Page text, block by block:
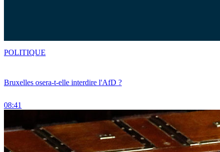
Bruxelles osera-t-elle interdire l'AfD ?
08:41
POLITIQUE